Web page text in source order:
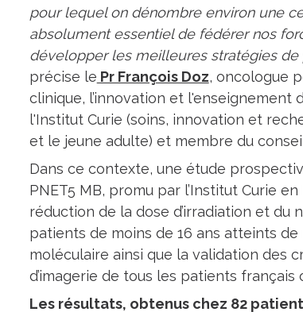
pour lequel on dénombre environ une
absolument essentiel de fédérer nos
développer les meilleures stratégies
précise le Pr François Doz, oncologue
clinique, l’innovation et l'enseignement
l'Institut Curie (soins, innovation et
et le jeune adulte) et membre du
Dans ce contexte, une étude
PNET5 MB, promu par l’Institut Curie
réduction de la dose d’irradiation et
patients de moins de 16 ans atteints
moléculaire ainsi que la validation des
d’imagerie de tous les patients français
Les résultats, obtenus chez 82